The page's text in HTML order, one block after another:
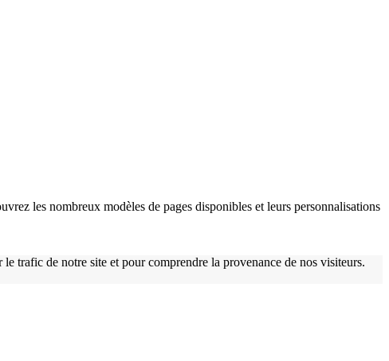
les nombreux modèles de pages disponibles et leurs personnalisations
trafic de notre site et pour comprendre la provenance de nos visiteurs.